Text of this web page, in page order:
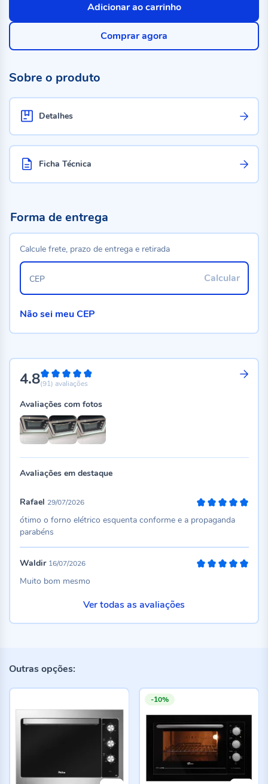
Adicionar ao carrinho
Comprar agora
Sobre o produto
Detalhes
Ficha Técnica
4.896%
(91) avaliações
Avaliações com fotos
Avaliações em destaque
Rafael 29/07/2026
ótimo o forno elétrico esquenta conforme e a propaganda
parabéns
Waldir 16/07/2026
Muito bom mesmo
Ver todas as avaliações
Forma de entrega
Calcule frete, prazo de entrega e retirada
Calcular
CEP
Não sei meu CEP
Outras opções:
-10%